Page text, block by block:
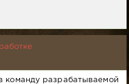
команду разрабатываемой